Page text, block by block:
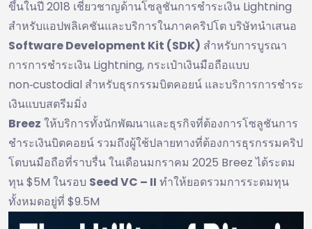
ขึ้นในปี 2018 เชี่ยวชาญด้านโซลูชันการชำระเงิน Lightning
สำหรับแอปพลิเคชันและบริการในภาคคริปโต บริษัทนำเสนอ
Software Development Kit (SDK) สำหรับการบูรณา
การการชำระเงิน Lightning, กระเป๋าเงินมือถือแบบ
non‑custodial สำหรับธุรกรรมบิตคอยน์ และบริการการชำระ
เงินแบบสตรีมมิ่ง
Breez ให้บริการทั้งนักพัฒนาและธุรกิจที่ต้องการโซลูชันการ
ชำระเงินบิตคอยน์ รวมถึงผู้ใช้ปลายทางที่ต้องการธุรกรรมคริป
โตบนมือถือที่ราบรื่น ในเดือนมกราคม 2025 Breez ได้ระดม
ทุน $5M ในรอบ Seed VC – II ทำให้ยอดรวมการระดมทุน
ทั้งหมดอยู่ที่ $9.5M